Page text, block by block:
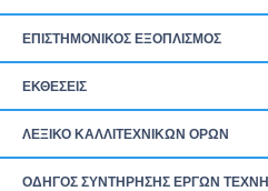
ΕΠΙΣΤΗΜΟΝΙΚΟΣ ΕΞΟΠΛΙΣΜΟΣ
ΕΚΘΕΣΕΙΣ
ΛΕΞΙΚΟ ΚΑΛΛΙΤΕΧΝΙΚΩΝ ΟΡΩΝ
ΟΔΗΓΟΣ ΣΥΝΤΗΡΗΣΗΣ ΕΡΓΩΝ